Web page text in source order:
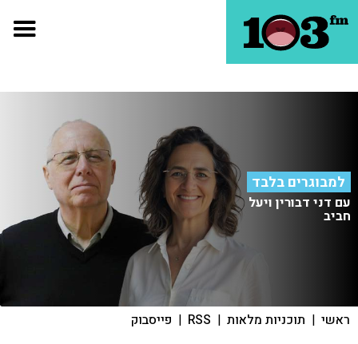
למבוגרים בלבד
עם דני דבורין ויעל
חביב
ראשי | תוכניות מלאות |
RSS
| פייסבוק